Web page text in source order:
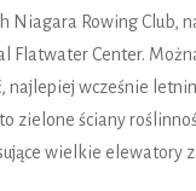
Niagara Rowing Club,
Flatwater Center.
najlepiej wcześnie
zielone ściany
wielkie elewatory